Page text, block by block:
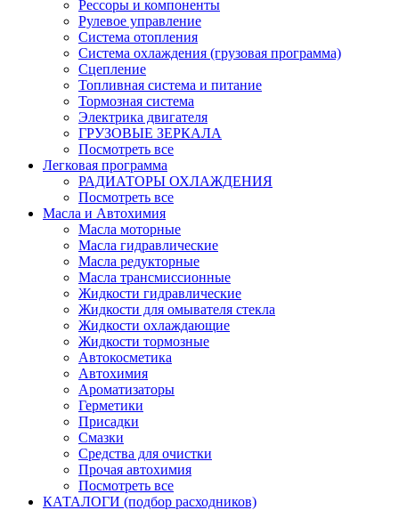
Рессоры и компоненты
Рулевое управление
Система отопления
Система охлаждения (грузовая программа)
Сцепление
Топливная система и питание
Тормозная система
Электрика двигателя
ГРУЗОВЫЕ ЗЕРКАЛА
Посмотреть все
Легковая программа
РАДИАТОРЫ ОХЛАЖДЕНИЯ
Посмотреть все
Масла и Автохимия
Масла моторные
Масла гидравлические
Масла редукторные
Масла трансмиссионные
Жидкости гидравлические
Жидкости для омывателя стекла
Жидкости охлаждающие
Жидкости тормозные
Автокосметика
Автохимия
Ароматизаторы
Герметики
Присадки
Смазки
Средства для очистки
Прочая автохимия
Посмотреть все
КАТАЛОГИ (подбор расходников)